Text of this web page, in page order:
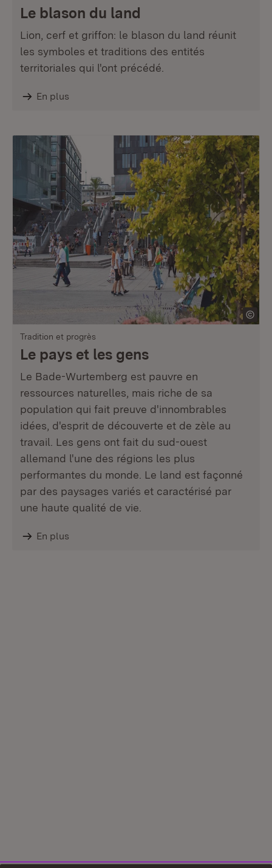
Le blason du land
Lion, cerf et griffon: le blason du land réunit
les symboles et traditions des entités
territoriales qui l'ont précédé.
En plus
Tradition et progrès
Le pays et les gens
Le Bade-Wurtemberg est pauvre en
ressources naturelles, mais riche de sa
population qui fait preuve d'innombrables
idées, d'esprit de découverte et de zèle au
travail. Les gens ont fait du sud-ouest
allemand l'une des régions les plus
performantes du monde. Le land est façonné
par des paysages variés et caractérisé par
une haute qualité de vie.
En plus